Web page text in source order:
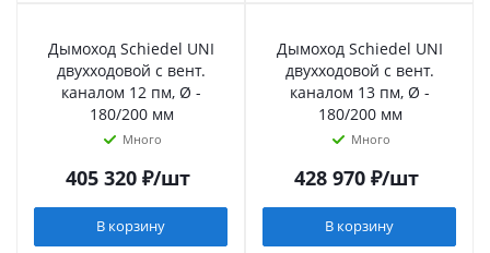
Дымоход Schiedel UNI
двухходовой с вент.
каналом 12 пм, Ø -
180/200 мм
Много
405 320₽/шт
В корзину
Дымоход Schiedel UNI
двухходовой с вент.
каналом 13 пм, Ø -
180/200 мм
Много
428 970₽/шт
В корзину